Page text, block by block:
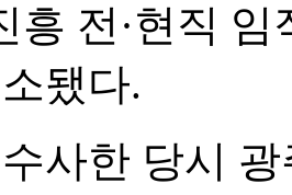
흥 전·현직
됐다.
사한 당시